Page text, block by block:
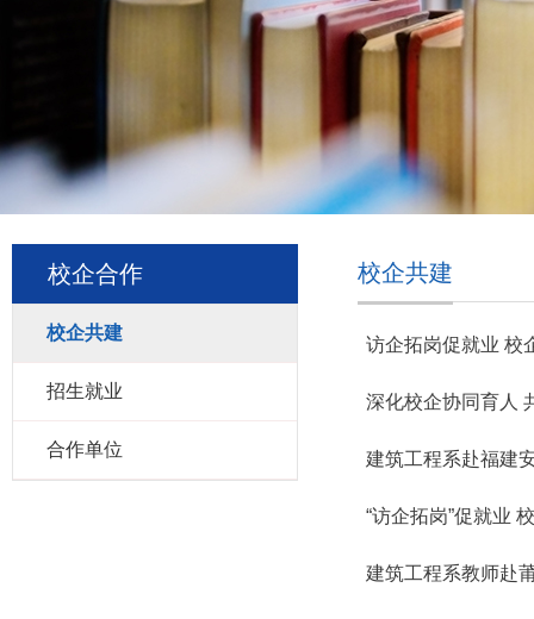
校企合作
校企共建
招生就业
合作单位
校企共建
访企拓岗促就业 校
深化校企协同育人
建筑工程系赴福建
“访企拓岗”促就业
建筑工程系教师赴